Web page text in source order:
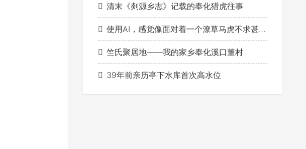
清末《剡源乡志》记载的奉化猎虎往事
使用AI，感觉像面对着一个潦草马虎不求甚解的学生
竺氏聚居地——我的家乡奉化溪口董村
39年前亲历亭下水库首次高水位